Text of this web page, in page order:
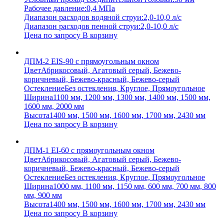
Рабочее давление:0,4 МПа
Диапазон расходов водяной струи:2,0-10,0 л/с
Диапазон расходов пенной струи:2,0-10,0 л/с
Цена по запросу В корзину
ДПМ-2 EIS-90 с прямоугольным окном
ЦветАбрикосовый, Агатовый серый, Бежево-
коричневый, Бежево-красный, Бежево-серый
ОстеклениеБез остекления, Круглое, Прямоугольное
Ширина1100 мм, 1200 мм, 1300 мм, 1400 мм, 1500 мм,
1600 мм, 2000 мм
Высота1400 мм, 1500 мм, 1600 мм, 1700 мм, 2430 мм
Цена по запросу В корзину
ДПМ-1 EI-60 с прямоугольным окном
ЦветАбрикосовый, Агатовый серый, Бежево-
коричневый, Бежево-красный, Бежево-серый
ОстеклениеБез остекления, Круглое, Прямоугольное
Ширина1000 мм, 1100 мм, 1150 мм, 600 мм, 700 мм, 800
мм, 900 мм
Высота1400 мм, 1500 мм, 1600 мм, 1700 мм, 2430 мм
Цена по запросу В корзину